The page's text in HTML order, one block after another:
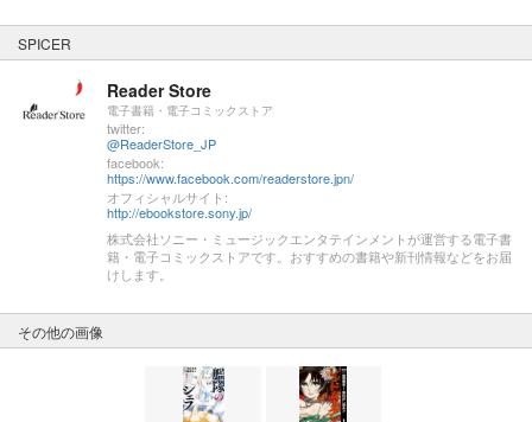
SPICER
Reader Store
電子書籍・電子コミックストア
twitter:
@ReaderStore_JP
facebook:
https://www.facebook.com/readerstore.jpn/
オフィシャルサイト:
http://ebookstore.sony.jp/
株式会社ソニー・ミュージックエンタテインメントが運営する電子書
籍・電子コミックストアです。おすすめの書籍や新刊情報などをお届
けします。
その他の画像